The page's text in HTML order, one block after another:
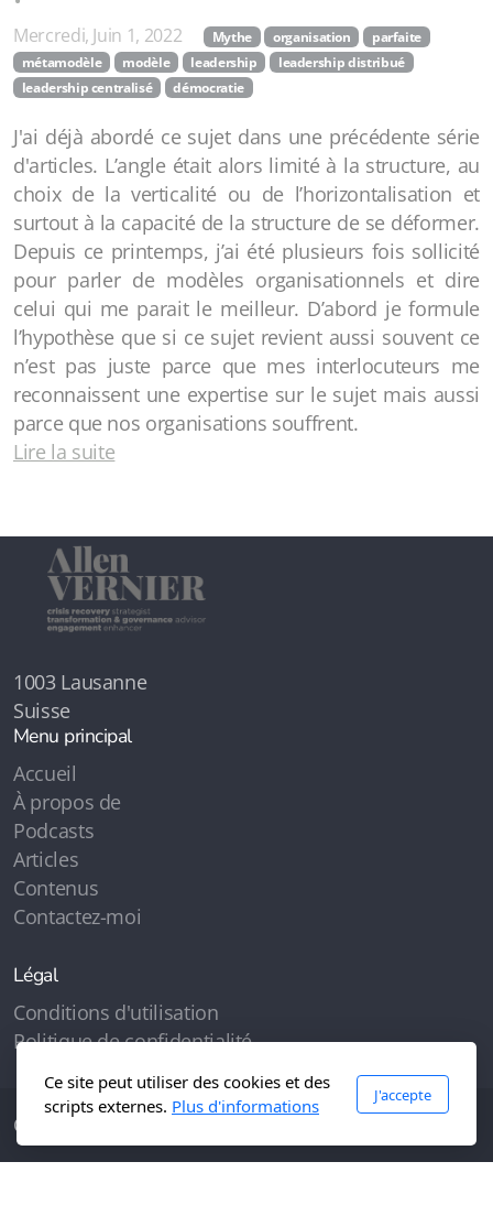
Mercredi, Juin 1, 2022 Mythe organisation
parfaite
métamodèle
modèle leadership
leadership distribué
leadership centralisé
démocratie
J'ai déjà abordé ce sujet dans une précédente série
d'articles. L’angle était alors limité à la structure, au
choix de la verticalité ou de l’horizontalisation et
surtout à la capacité de la structure de se déformer.
Depuis ce printemps, j’ai été plusieurs fois sollicité
pour parler de modèles organisationnels et dire
celui qui me parait le meilleur. D’abord je formule
l’hypothèse que si ce sujet revient aussi souvent ce
n’est pas juste parce que mes interlocuteurs me
reconnaissent une expertise sur le sujet mais aussi
parce que nos organisations souffrent.
Lire la suite
1003 Lausanne
Suisse
Menu principal
Accueil
À propos de
Podcasts
Articles
Contenus
Contactez-moi
Légal
Conditions d'utilisation
Politique de confidentialité
Copyright, tous droits réservés
Ce site peut utiliser des cookies et des
scripts externes. Plus d'informations
J'accepte